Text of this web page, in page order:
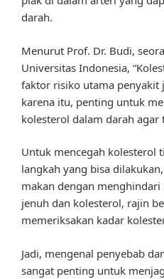
darah.
Menurut Prof. Dr. Budi,
Universitas Indonesia,
faktor risiko utama penyakit
karena itu, penting untuk
kolesterol dalam darah agar
Untuk mencegah kolesterol
langkah yang bisa
makan dengan
jenuh dan kolesterol, rajin
memeriksakan kadar
Jadi, mengenal penyebab
sangat penting untuk